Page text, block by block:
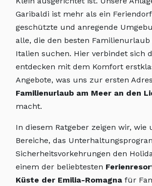
Garibaldi ist mehr als ein
geschützte und anregende
alle, die den besten Familienurlaub
Italien suchen. Hier verbindet sich
entdecken mit dem Komfort
Angebote, was uns zur ersten
Familienurlaub am Meer an den
macht.
In diesem Ratgeber zeigen wir, wie
Bereiche, das
Sicherheitsvorkehrungen den
einem der beliebtesten
Küste der Emilia-Romagna für